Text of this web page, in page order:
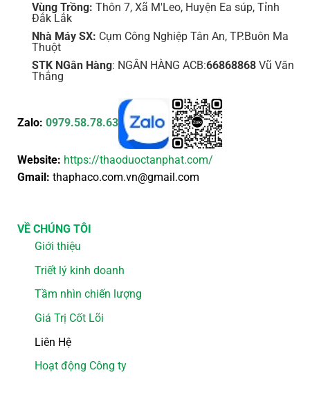
Vùng Trồng: Thôn 7, Xã M'Leo, Huyện Ea súp, Tỉnh
Đắk Lắk
Nhà Máy SX: Cụm Công Nghiệp Tân An, TP.Buôn Ma
Thuột
STK NGân Hàng: NGÂN HÀNG ACB:66868868Vũ Văn
Thắng
Zalo: 0979.58.78.63
Website: https://thaoduoctanphat.com/
Gmail: thaphaco.com.vn@gmail.com
VỀ CHÚNG TÔI
Giới thiệu
Triết lý kinh doanh
Tầm nhìn chiến lượng
Giá Trị Cốt Lõi
Liên Hệ
Hoạt động Công ty